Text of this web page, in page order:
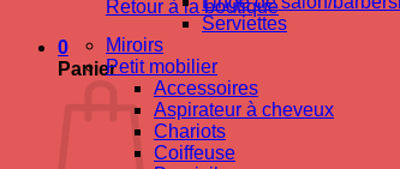
Retour à la boutique
0
Panier
Serviettes
Miroirs
Petit mobilier
Accessoires
Aspirateur à cheveux
Chariots
Coiffeuse